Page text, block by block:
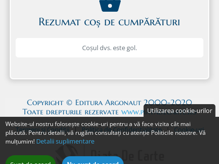
Utilizarea cookie-urilor
Website-ul nostru folosește cookie-uri pentru a vă face vizita cât mai
plăcută. Pentru detalii, vă rugăm consultați cu atenție Politicile noastre. Vă
mulțumim! Detalii suplimentare
științifice sunt la fel de legitime.
Rezumat coș de cumpărături
Coșul dvs. este gol.
Copyright © Editura Argonaut 2000-2020
Toate drepturile rezervate www.piatadecarte.ro
Termeni și Condiții | Politica de Confidențialitate | Cookie-uri